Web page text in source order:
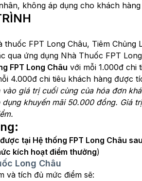
không áp dụng cho khách
thuốc FPT Long Châu, Tiêm
qua ứng dụng Nhà Thuốc FPT
FPT Long Châu với mỗi 1.000đ chi
4.000đ chi tiêu khách hàng được
giá trị cuối cùng của hóa đơn
khuyến mãi 50.000 đồng. Giá
tại Hệ thống FPT Long Châu
kích hoạt điểm thưởng)
Long Châu
và tích đủ mức điểm sẽ: